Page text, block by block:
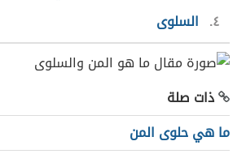
٤
السلوى
ذات صلة
ما هي حلوى المن